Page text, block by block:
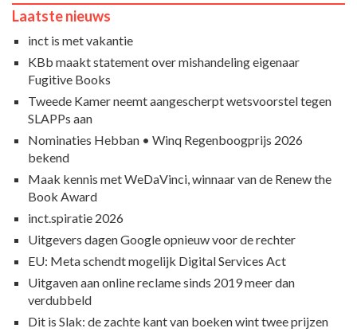
Laatste nieuws
inct is met vakantie
KBb maakt statement over mishandeling eigenaar
Fugitive Books
Tweede Kamer neemt aangescherpt wetsvoorstel tegen
SLAPPs aan
Nominaties Hebban • Winq Regenboogprijs 2026
bekend
Maak kennis met WeDaVinci, winnaar van de Renew the
Book Award
inct.spiratie 2026
Uitgevers dagen Google opnieuw voor de rechter
EU: Meta schendt mogelijk Digital Services Act
Uitgaven aan online reclame sinds 2019 meer dan
verdubbeld
Dit is Slak: de zachte kant van boeken wint twee prijzen